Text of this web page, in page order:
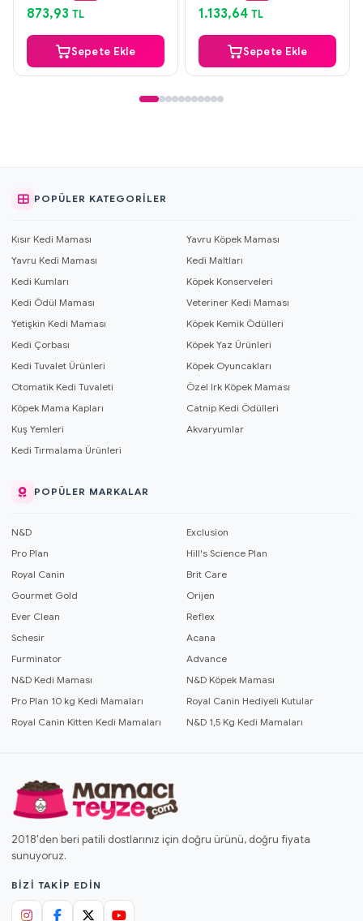
Aynı Gün Kargo
873,93 TL
Sepete Ekle
Aynı Gün Kargo
1.133,64 TL
Sepete Ekle
POPÜLER KATEGORILER
Kısır Kedi Maması
Yavru Köpek Maması
Yavru Kedi Maması
Kedi Maltları
Kedi Kumları
Köpek Konserveleri
Kedi Ödül Maması
Veteriner Kedi Maması
Yetişkin Kedi Maması
Köpek Kemik Ödülleri
Kedi Çorbası
Köpek Yaz Ürünleri
Kedi Tuvalet Ürünleri
Köpek Oyuncakları
Otomatik Kedi Tuvaleti
Özel Irk Köpek Maması
Köpek Mama Kapları
Catnip Kedi Ödülleri
Kuş Yemleri
Akvaryumlar
Kedi Tırmalama Ürünleri
POPÜLER MARKALAR
N&D
Exclusion
Pro Plan
Hill's Science Plan
Royal Canin
Brit Care
Gourmet Gold
Orijen
Ever Clean
Reflex
Schesir
Acana
Furminator
Advance
N&D Kedi Maması
N&D Köpek Maması
Pro Plan 10 kg Kedi Mamaları
Royal Canin Hediyeli Kutular
Royal Canin Kitten Kedi Mamaları
N&D 1,5 Kg Kedi Mamaları
2018'den beri patili dostlarınız için doğru ürünü, doğru fiyata
sunuyoruz.
BIZI TAKIP EDIN